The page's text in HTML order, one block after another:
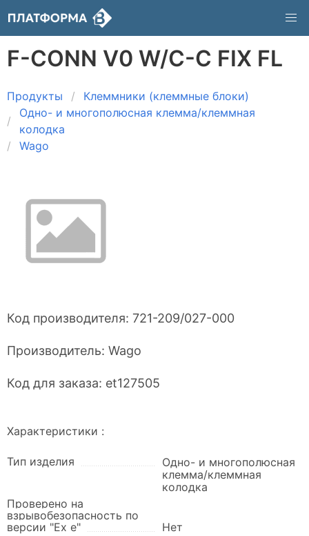
F-CONN V0 W/C-C FIX FL
Продукты
Клеммники (клеммные блоки)
Одно- и многополюсная клемма/клеммная
колодка
Wago
Код производителя: 721-209/027-000
Производитель: Wago
Код для заказа: et127505
Характеристики :
Тип изделия
Одно- и многополюсная
клемма/клеммная
колодка
Проверено на
взрывобезопасность по
версии "Ex e"
Нет